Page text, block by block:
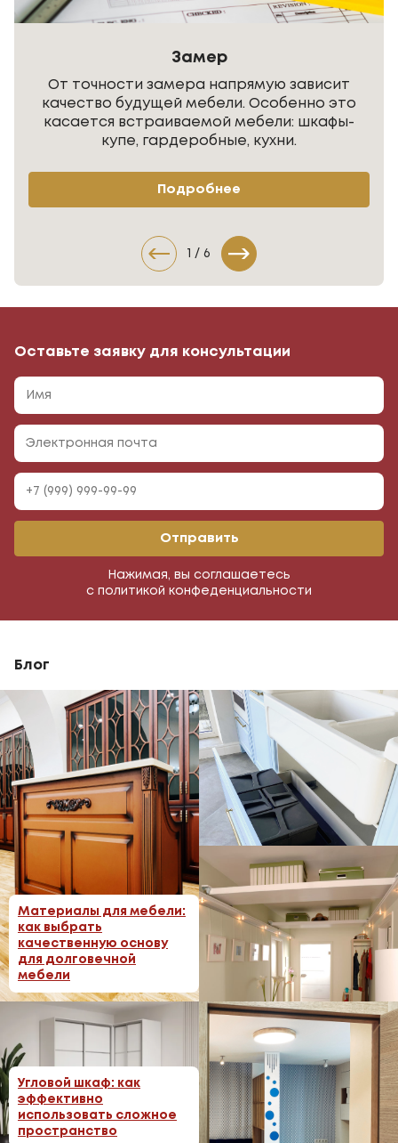
Замер
От точности замера напрямую зависит
качество будущей мебели. Особенно это
касается встраиваемой мебели: шкафы-
купе, гардеробные, кухни.
Подробнее
1 / 6
Оставьте заявку для консультации
Отправить
Нажимая, вы соглашаетесь
с политикой конфеденциальности
Блог
Материалы для мебели:
как выбрать
качественную основу
для долговечной
мебели
Фурнитура для мебели:
как выбрать
качественные
механизмы
Антресоли и верхние
секции: дополнительное
место для хранения
Угловой шкаф: как
эффективно
использовать сложное
пространство